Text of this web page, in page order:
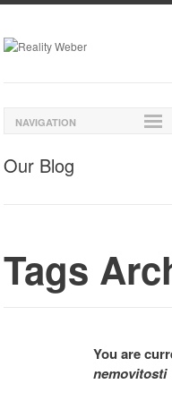
NAVIGATION
Our Blog
Tags
You are
nemovitosti